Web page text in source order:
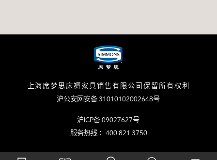
上海席梦思床褥家具销售有限公司保留所有权利
沪公安网安备 31010102002648号
沪ICP备 09027627号
服务热线 ：400 821 3750